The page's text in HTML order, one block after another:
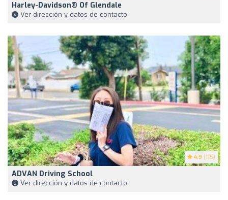
Harley-Davidson® Of Glendale
Ver dirección y datos de contacto
4.9 (115)
ADVAN Driving School
Ver dirección y datos de contacto